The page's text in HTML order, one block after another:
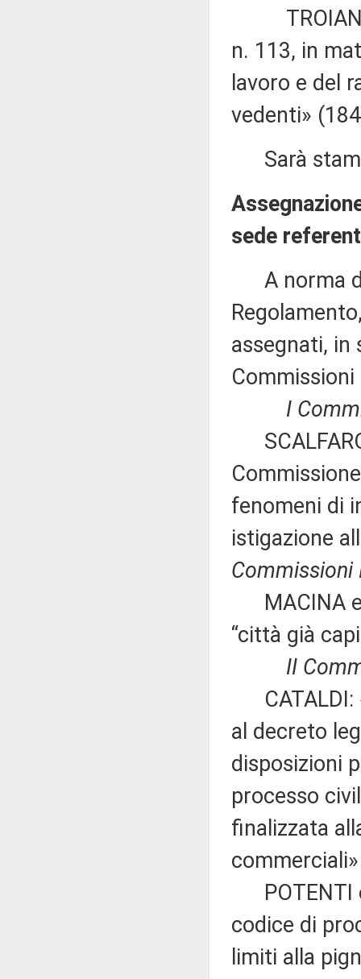
n. 113, in
lavoro e del
vedenti»
Sarà
sede
A norma
assegnati, in
I
fenomeni di
istigazione
Commissioni
MACINA e
“città già
II
CATALDI:
al decreto
disposizioni
processo
finalizzata
POTENTI
codice di
limiti alla